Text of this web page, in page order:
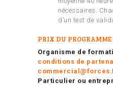
nécessaires.
d’un test de
PRIX DU
Organisme de
conditions de
Particulier ou